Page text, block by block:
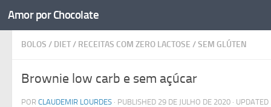
Skip to content
Amor por Chocolate
BOLOS / DIET/ RECEITAS COM ZERO LACTOSE /SEM GLÚTEN
Brownie low carb e sem açúcar
POR CLAUDEMIR LOURDES · PUBLISHED 29 DE JULHO DE 2020 · UPDATED